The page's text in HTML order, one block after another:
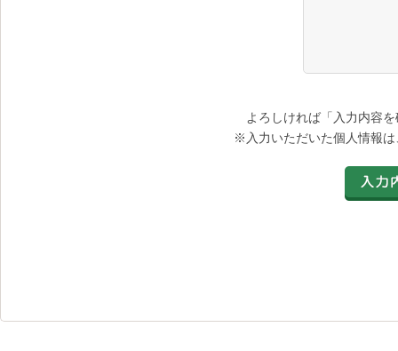
よろしければ「入力内容
※入力いただいた個人情報